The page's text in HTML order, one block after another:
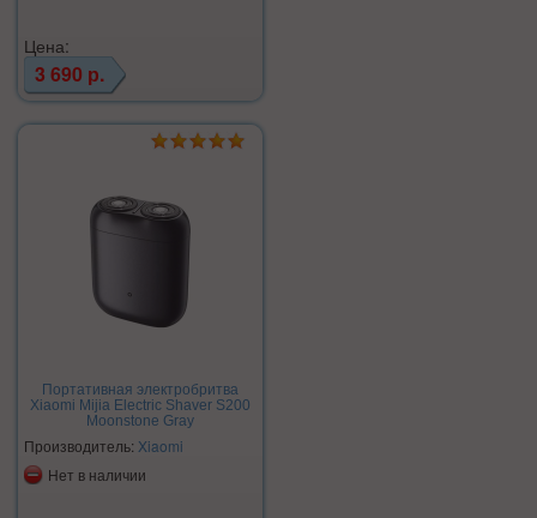
Цена:
3 690 р.
Портативная электробритва
Xiaomi Mijia Electric Shaver S200
Moonstone Gray
Производитель: Xiaomi
Нет в наличии